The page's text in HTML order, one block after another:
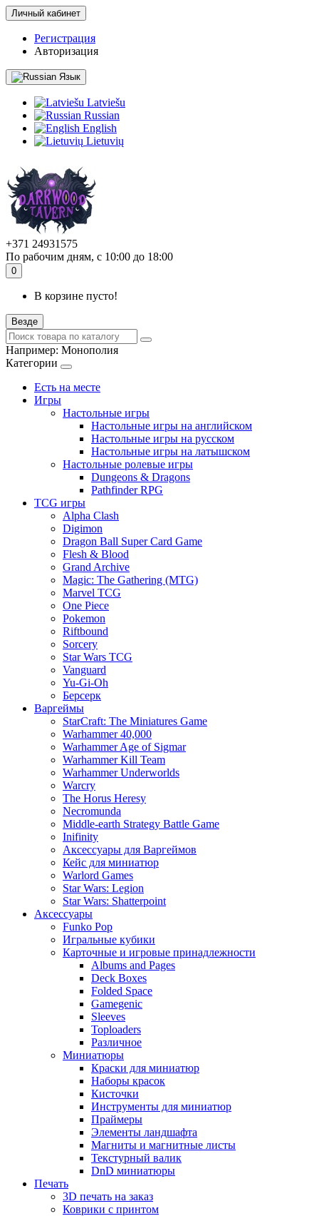
Личный кабинет
Регистрация
Авторизация
Язык
Latviešu
Russian
English
Lietuvių
+371 24931575
По рабочим дням, с 10:00 до 18:00
0
В корзине пусто!
Везде
Например: Монополия
Категории
Есть на месте
Игры
Настольные игры
Настольные игры на английском
Настольные игры на русском
Настольные игры на латышском
Настольные ролевые игры
Dungeons & Dragons
Pathfinder RPG
TCG игры
Alpha Clash
Digimon
Dragon Ball Super Card Game
Flesh & Blood
Grand Archive
Magic: The Gathering (MTG)
Marvel TCG
One Piece
Pokemon
Riftbound
Sorcery
Star Wars TCG
Vanguard
Yu-Gi-Oh
Берсерк
Варгеймы
StarCraft: The Miniatures Game
Warhammer 40,000
Warhammer Age of Sigmar
Warhammer Kill Team
Warhammer Underworlds
Warcry
The Horus Heresy
Necromunda
Middle-earth Strategy Battle Game
Inifinity
Аксессуары для Варгеймов
Кейс для миниатюр
Warlord Games
Star Wars: Legion
Star Wars: Shatterpoint
Аксессуары
Funko Pop
Игральные кубики
Карточные и игровые принадлежности
Albums and Pages
Deck Boxes
Folded Space
Gamegenic
Sleeves
Toploaders
Различное
Миниатюры
Краски для миниатюр
Наборы красок
Кисточки
Инструменты для миниатюр
Праймеры
Элементы ландшафта
Магниты и магнитные листы
Текстурный валик
DnD миниатюры
Печать
3D печать на заказ
Коврики с принтом